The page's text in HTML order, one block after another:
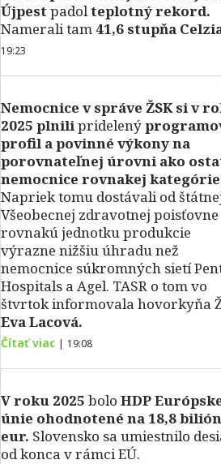
Újpestpadolteplotný rekord.
Namerali tam 41,6 stupňa
19:23
Nemocnice v správe ŽSK si v
2025 plnilipridelený
profil a povinné výkony na
porovnateľnej úrovni ako
nemocnice rovnakej
Napriek tomu dostávali od
Všeobecnej zdravotnej poisťovne
rovnakú jednotku produkcie
výrazne nižšiu úhradu než
nemocnice súkromných sietí
Hospitals a Agel. TASR o tom vo
štvrtok informovala hovorkyňa
Eva Lacová.
Čítať viac | 19:08
V roku 2025 bolo HDP
únie ohodnotené na 18,8
eur. Slovensko sa umiestnilo
od konca v rámci EÚ.